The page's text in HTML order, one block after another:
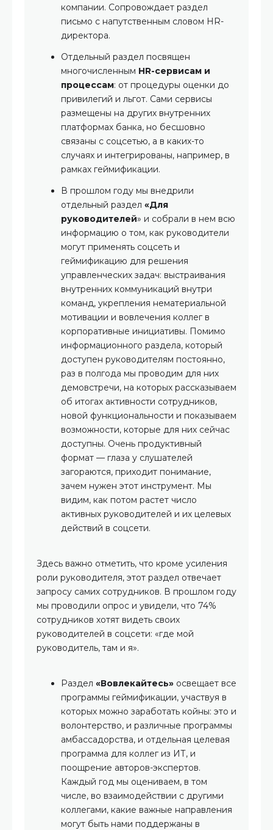
компании. Сопровождает раздел
письмо с напутственным словом HR-
директора.
Отдельный раздел посвящен
многочисленным HR-сервисам и
процессам: от процедуры оценки до
привилегий и льгот. Сами сервисы
размещены на других внутренних
платформах банка, но бесшовно
связаны с соцсетью, а в каких-то
случаях и интегрированы, например, в
рамках геймификации.
В прошлом году мы внедрили
отдельный раздел «Для
руководителей» и собрали в нем всю
информацию о том, как руководители
могут применять соцсеть и
геймификацию для решения
управленческих задач: выстраивания
внутренних коммуникаций внутри
команд, укрепления нематериальной
мотивации и вовлечения коллег в
корпоративные инициативы. Помимо
информационного раздела, который
доступен руководителям постоянно,
раз в полгода мы проводим для них
демовстречи, на которых рассказываем
об итогах активности сотрудников,
новой функциональности и показываем
возможности, которые для них сейчас
доступны. Очень продуктивный
формат — глаза у слушателей
загораются, приходит понимание,
зачем нужен этот инструмент. Мы
видим, как потом растет число
активных руководителей и их целевых
действий в соцсети.
Здесь важно отметить, что кроме усиления
роли руководителя, этот раздел отвечает
запросу самих сотрудников. В прошлом году
мы проводили опрос и увидели, что 74%
сотрудников хотят видеть своих
руководителей в соцсети: «где мой
руководитель, там и я».
Раздел «Вовлекайтесь» освещает все
программы геймификации, участвуя в
которых можно заработать койны: это и
волонтерство, и различные программы
амбассадорства, и отдельная целевая
программа для коллег из ИТ, и
поощрение авторов-экспертов.
Каждый год мы оцениваем, в том
числе, во взаимодействии с другими
коллегами, какие важные направления
могут быть нами поддержаны в